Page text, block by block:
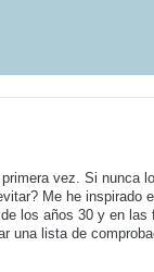
vez. Si nunca
Me he inspirado
los años 30 y en las
una lista de